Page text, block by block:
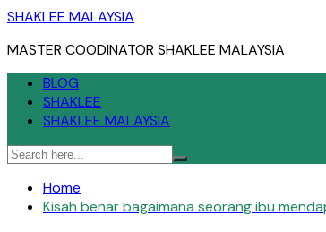
Skip
content
SHAKLEE MALAYSIA
MASTER COODINATOR SHAKLEE MALAYSIA
BLOG
SHAKLEE
SHAKLEE MALAYSIA
Home
Kisah benar bagaimana seorang ibu